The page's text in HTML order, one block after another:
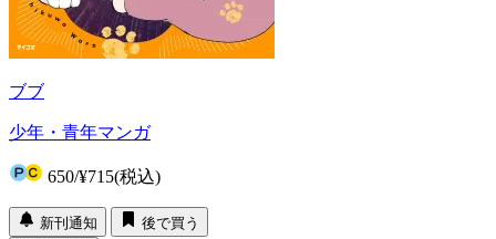
ブブ
少年・青年マンガ
650/¥715(税込)
新刊通知
後で買う